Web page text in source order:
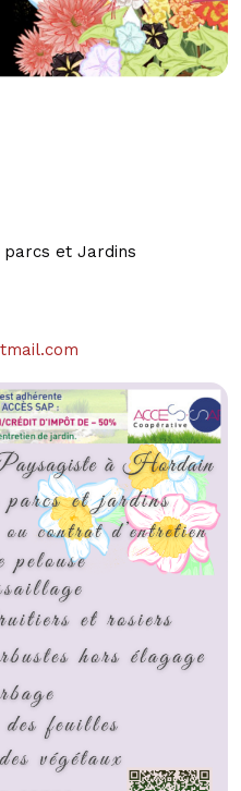
et Jardins